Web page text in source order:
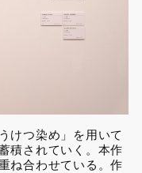
けつ染め」を用いて
積されていく。本作
ね合わせている。作